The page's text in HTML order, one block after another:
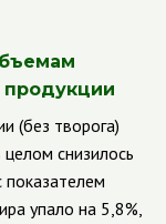
продукции
(без творога)
снизилось
упало на 5,8%,